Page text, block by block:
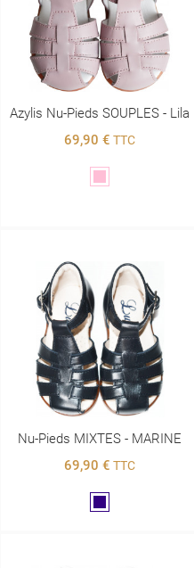
Azylis Nu-Pieds SOUPLES - Lila
69,90 € TTC
Nu-Pieds MIXTES - MARINE
69,90 € TTC